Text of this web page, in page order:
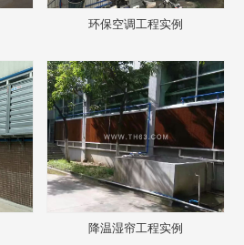
环保空调工程实例
降温湿帘工程实例